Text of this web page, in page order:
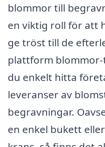
blommor till
en viktig roll för att
ge tröst till de
plattform
du enkelt hitta
leveranser av
begravningar.
en enkel bukett